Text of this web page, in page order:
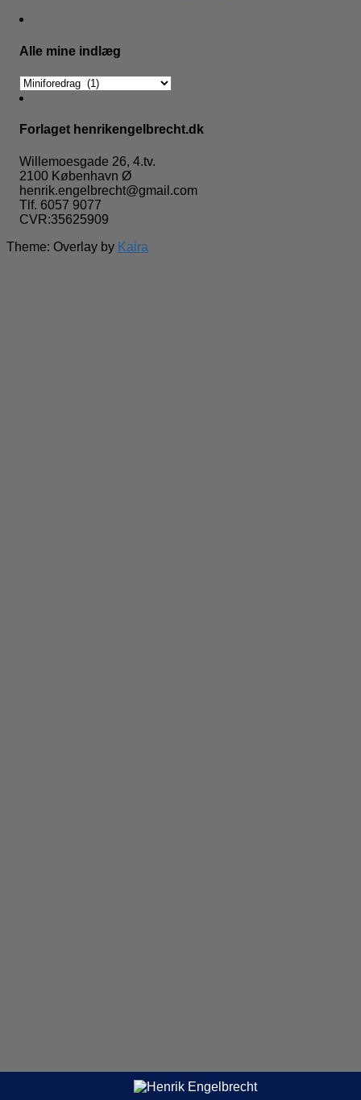
Alle mine indlæg
Alle
mine
Forlaget henrikengelbrecht.dk
Willemoesgade 26, 4.tv.
2100 København Ø
henrik.engelbrecht@gmail.com
Tlf. 6057 9077
CVR:35625909
Theme: Overlay by Kaira